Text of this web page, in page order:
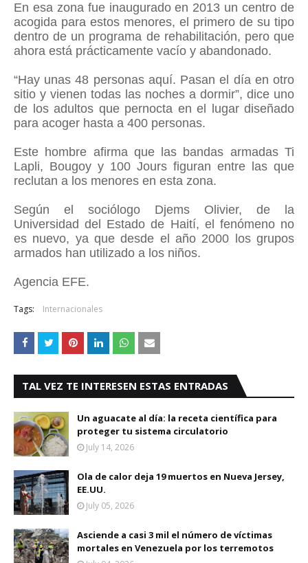
En esa zona fue inaugurado en 2013 un centro de
acogida para estos menores, el primero de su tipo
dentro de un programa de rehabilitación, pero que
ahora está prácticamente vacío y abandonado.
“Hay unas 48 personas aquí. Pasan el día en otro
sitio y vienen todas las noches a dormir”, dice uno
de los adultos que pernocta en el lugar diseñado
para acoger hasta a 400 personas.
Este hombre afirma que las bandas armadas Ti
Lapli, Bougoy y 100 Jours figuran entre las que
reclutan a los menores en esta zona.
Según el sociólogo Djems Olivier, de la
Universidad del Estado de Haití, el fenómeno no
es nuevo, ya que desde el año 2000 los grupos
armados han utilizado a los niños.
Agencia EFE.
Tags: Internacionales
TAL VEZ TE INTERESEN ESTAS ENTRADAS
Un aguacate al día: la receta científica para
proteger tu sistema circulatorio
July 14, 2026
Ola de calor deja 19 muertos en Nueva Jersey,
EE.UU.
July 05, 2026
Asciende a casi 3 mil el número de víctimas
mortales en Venezuela por los terremotos